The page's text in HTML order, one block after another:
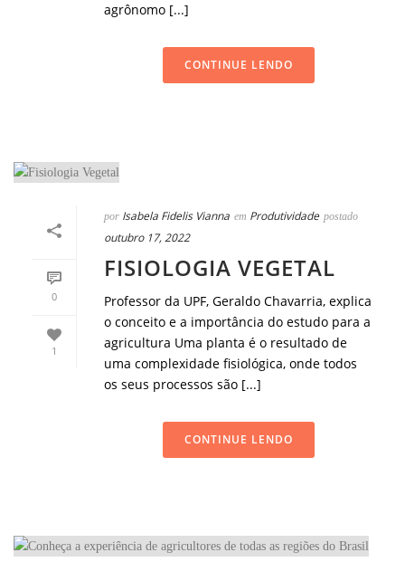
agrônomo [...]
CONTINUE LENDO
0
1
por Isabela Fidelis Vianna em Produtividade postado
outubro 17, 2022
FISIOLOGIA VEGETAL
Professor da UPF, Geraldo Chavarria, explica
o conceito e a importância do estudo para a
agricultura Uma planta é o resultado de
uma complexidade fisiológica, onde todos
os seus processos são [...]
CONTINUE LENDO